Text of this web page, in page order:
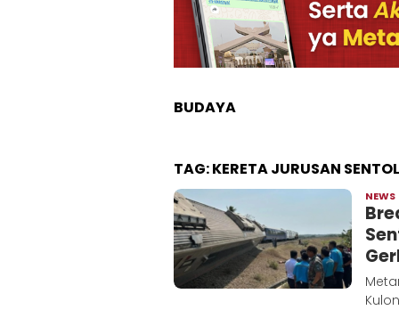
BUDAYA
TAG:KERETA JURUSAN
NEWS